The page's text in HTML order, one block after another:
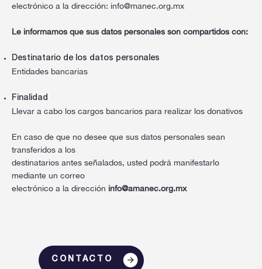
electrónico a la dirección: info@manec.org.mx
Le informamos que sus datos personales son compartidos con:
Destinatario de los datos personales
Entidades bancarias
Finalidad
Llevar a cabo los cargos bancarios para realizar los donativos
En caso de que no desee que sus datos personales sean
transferidos a los
destinatarios antes señalados, usted podrá manifestarlo
mediante un correo
electrónico a la dirección info@amanec.org.mx
CONTACTO